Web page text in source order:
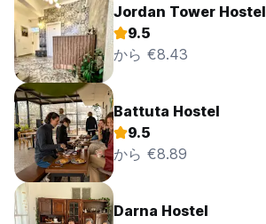
Jordan Tower Hostel
9.5
から €8.43
Battuta Hostel
9.5
から €8.89
Darna Hostel